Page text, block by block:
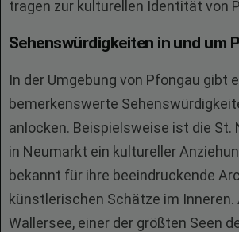
tragen zur kulturellen Identität von
Sehenswürdigkeiten in und um
In der Umgebung von Pfongau gibt
bemerkenswerte
anlocken. Beispielsweise ist die St.
in Neumarkt ein kultureller
bekannt für ihre beeindruckende
künstlerischen Schätze im Inneren.
Wallersee, einer der größten Seen